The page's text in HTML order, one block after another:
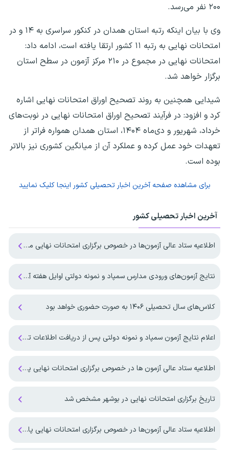
۲۰۰ نفر می‌رسد.
وی با بیان اینکه رتبه استان همدان در کنکور سراسری به ۱۴ و در
امتحانات نهایی به رتبه ۱۱ کشور ارتقا یافته است، ادامه داد:
امتحانات نهایی در مجموع در ۲۱۰ مرکز آزمون در سطح استان
برگزار خواهد شد.
شیدایی همچنین به روند تصحیح اوراق امتحانات نهایی اشاره
کرد و افزود: در فرآیند تصحیح اوراق امتحانات نهایی در نوبت‌های
خرداد، شهریور و دی‌ماه ۱۴۰۴، استان همدان همواره فراتر از
تعهدات خود عمل کرده و عملکرد آن از میانگین کشوری نیز بالاتر
بوده است.
برای مشاهده صفحه آخرین اخبار تحصیلی کشور اینجا کلیک نمایید
آخرین اخبار تحصیلی کشور
اطلاعیه ستاد عالی آزمون‌ها در خصوص برگزاری امتحانات نهایی معوق در چهار استان جنوبی کشور
نتایج آزمون‌های ورودی مدارس سمپاد و نمونه دولتی اوایل هفته آینده منتشر می‌شود
کلاس‌های سال تحصیلی ۱۴۰۶ به صورت حضوری خواهد بود
اعلام نتایج آزمون سمپاد و نمونه دولتی پس از دریافت اطلاعات تکمیلی از وزارت آموزش و پرورش
اطلاعیه ستاد عالی آزمون ها در خصوص برگزاری امتحانات نهایی پایه یازدهم و پایه دوازدهم
تاریخ برگزاری امتحانات نهایی در بوشهر مشخص شد
اطلاعیه ستاد عالی آزمون‌ها در خصوص برگزاری امتحانات نهایی پایه دوازدهم